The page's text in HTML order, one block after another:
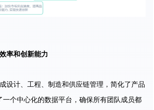
率和创新能力
设计、工程、制造和供应链管理，简化了产品
一个中心化的数据平台，确保所有团队成员都